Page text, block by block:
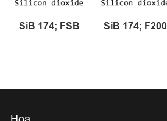
SiB 174; FSB SiB 174; F200